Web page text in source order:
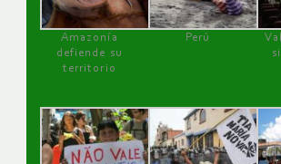
Amazonía
defiende su
territorio
Perú